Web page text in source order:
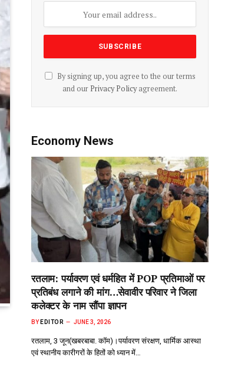
By signing up, you agree to the our terms
and our Privacy Policyagreement.
Economy News
रतलाम: पर्यावरण एवं धर्महित में POP प्रतिमाओं पर
प्रतिबंध लगाने की मांग…सेवावीर परिवार ने जिला
कलेक्टर के नाम सौंपा ज्ञापन
BY EDITOR JUNE 3, 2026
रतलाम, 3 जून(खबरबाबा. कॉम)।पर्यावरण संरक्षण, धार्मिक आस्था
एवं स्थानीय कारीगरों के हितों को ध्यान में…